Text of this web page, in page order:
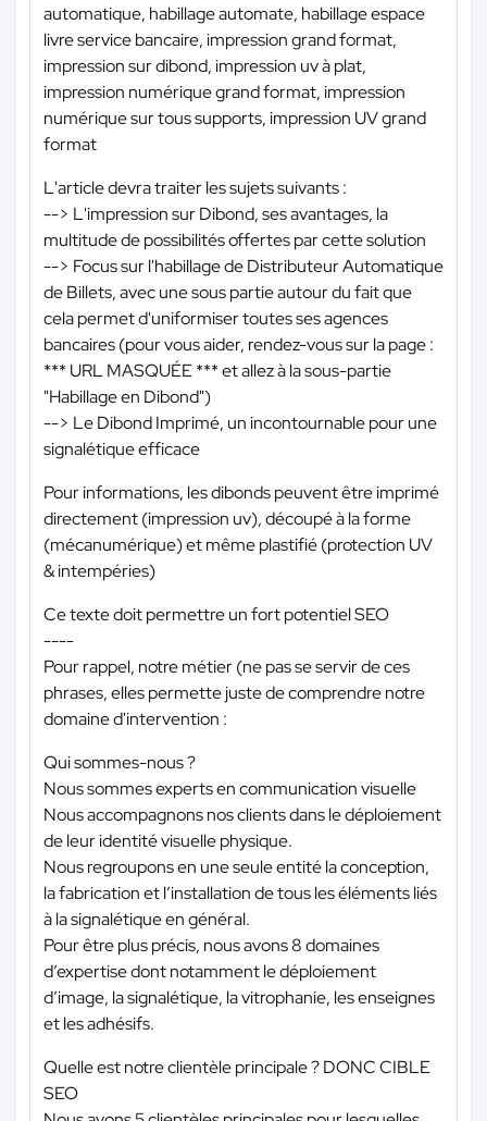
automatique, habillage automate, habillage espace
livre service bancaire, impression grand format,
impression sur dibond, impression uv à plat,
impression numérique grand format, impression
numérique sur tous supports, impression UV grand
format
L'article devra traiter les sujets suivants :
--> L'impression sur Dibond, ses avantages, la
multitude de possibilités offertes par cette solution
--> Focus sur l'habillage de Distributeur Automatique
de Billets, avec une sous partie autour du fait que
cela permet d'uniformiser toutes ses agences
bancaires (pour vous aider, rendez-vous sur la page :
*** URL MASQUÉE ***et allez à la sous-partie
"Habillage en Dibond")
--> Le Dibond Imprimé, un incontournable pour une
signalétique efficace
Pour informations, les dibonds peuvent être imprimé
directement (impression uv), découpé à la forme
(mécanumérique) et même plastifié (protection UV
& intempéries)
Ce texte doit permettre un fort potentiel SEO
----
Pour rappel, notre métier (ne pas se servir de ces
phrases, elles permette juste de comprendre notre
domaine d'intervention :
Qui sommes-nous ?
Nous sommes experts en communication visuelle
Nous accompagnons nos clients dans le déploiement
de leur identité visuelle physique.
Nous regroupons en une seule entité la conception,
la fabrication et l’installation de tous les éléments liés
à la signalétique en général.
Pour être plus précis, nous avons 8 domaines
d’expertise dont notamment le déploiement
d’image, la signalétique, la vitrophanie, les enseignes
et les adhésifs.
Quelle est notre clientèle principale ? DONC CIBLE
SEO